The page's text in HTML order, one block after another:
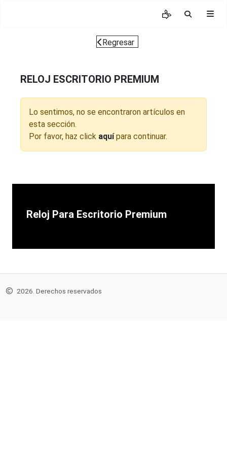
Regresar
RELOJ ESCRITORIO PREMIUM
Lo sentimos, no se encontraron artículos en
esta sección.
Por favor, haz click aquípara continuar.
Reloj Para Escritorio Premium
2026. Derechos reservados